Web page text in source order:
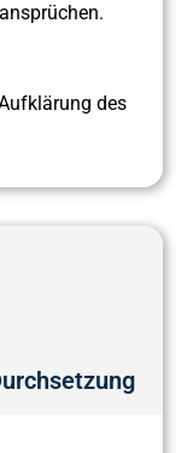
des